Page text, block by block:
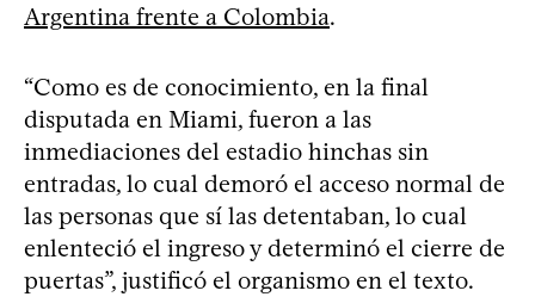
Argentina frente a Colombia.
“Como es de conocimiento, en la final
disputada en Miami, fueron a las
inmediaciones del estadio hinchas sin
entradas, lo cual demoró el acceso normal de
las personas que sí las detentaban, lo cual
enlenteció el ingreso y determinó el cierre de
puertas”, justificó el organismo en el texto.